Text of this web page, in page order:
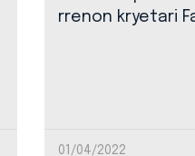
rrenon kryetari
01/04/2022